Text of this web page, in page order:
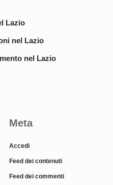
Lazio
nel Lazio
nel Lazio
Meta
Accedi
Feed dei contenuti
Feed dei commenti